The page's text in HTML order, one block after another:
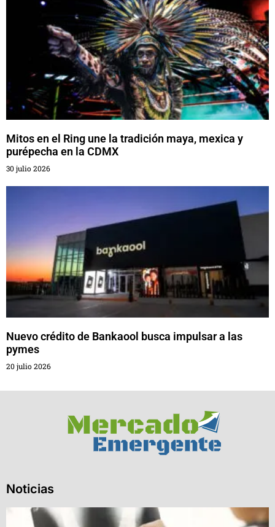
Mitos en el Ring une la tradición maya, mexica y
purépecha en la CDMX
30 julio 2026
Nuevo crédito de Bankaool busca impulsar a las
pymes
20 julio 2026
Noticias